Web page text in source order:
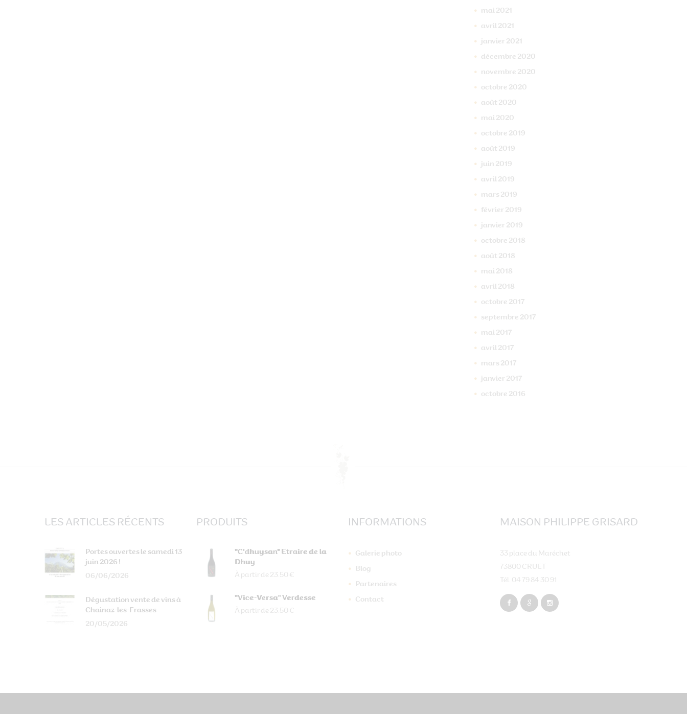
mai 2021
avril 2021
janvier 2021
décembre 2020
novembre 2020
octobre 2020
août 2020
mai 2020
octobre 2019
août 2019
juin 2019
avril 2019
mars 2019
février 2019
janvier 2019
octobre 2018
août 2018
mai 2018
avril 2018
octobre 2017
septembre 2017
mai 2017
avril 2017
mars 2017
janvier 2017
octobre 2016
LES ARTICLES RÉCENTS
Portes ouvertes le samedi 13
juin 2026 !
06/06/2026
Dégustation vente de vins à
Chainaz-les-Frasses
20/05/2026
PRODUITS
"C'dhuysan" Etraire de la
Dhuy
À partir de 23.50 €
"Vice-Versa" Verdesse
À partir de 23.50 €
INFORMATIONS
Galerie photo
Blog
Partenaires
Contact
MAISON PHILIPPE GRISARD
33 place du Maréchet
73800 CRUET
Tél. 04 79 84 30 91